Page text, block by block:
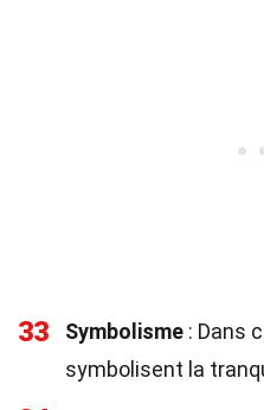
33 Symbolisme : Dans
symbolisent la